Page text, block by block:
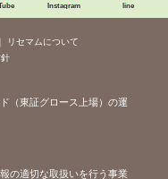
Instagram line
リセマムについて
（東証グロース上場）の運
の適切な取扱いを行う事業